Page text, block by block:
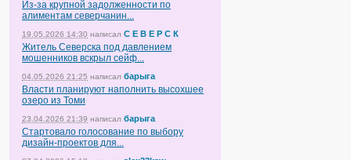
Из-за крупной задолженности по
алиментам северчанин...
19.05.2026 14:30 написал С Е В Е Р С К
Житель Северска под давлением
мошенников вскрыл сейф...
04.05.2026 21:25 написал барыга
Власти планируют наполнить высохшее
озеро из Томи
23.04.2026 21:39 написал барыга
Стартовало голосование по выбору
дизайн-проектов для...